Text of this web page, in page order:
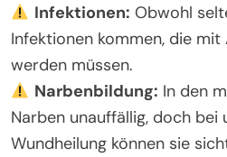
Infektionen: Obwohl
Infektionen kommen, die
werden müssen.
Narbenbildung: In den
Narben unauffällig, doch bei
Wundheilung können sie